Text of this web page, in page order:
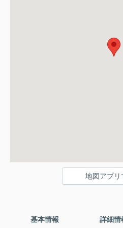
地図アプリ
基本情報 詳細情